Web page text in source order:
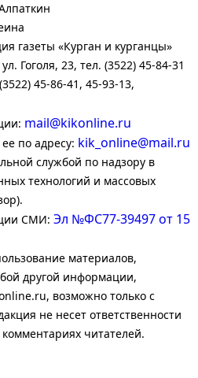
газеты «Курган и курганцы»
Гоголя, 23, тел. (3522) 45-84-31
45-86-41, 45-93-13,
mail@kikonline.ru
по адресу: kik_online@mail.ru
службой по надзору в
технологий и массовых
СМИ: Эл №ФС77-39497 от 15
материалов,
другой информации,
возможно только с
не несет ответственности
читателей.